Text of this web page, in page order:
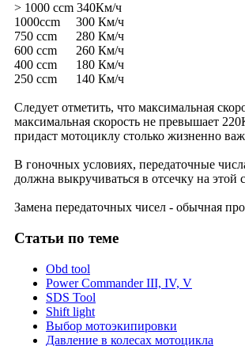
> 1000 ccm 340Км/ч
1000ccm 300 Км/ч
750 ccm 280 Км/ч
600 ccm 260 Км/ч
400 ccm 180 Км/ч
250 ccm 140 Км/ч
Следует отметить, что максимальная
максимальная скорость не превышает
придаст мотоциклу столько жизненно
В гоночных условиях, передаточные
должна выкручиваться в отсечку на этой
Замена передаточных чисел - обычная
Статьи по теме
Obd tool
Power Commander III, IV, V
SDS Tool
Shift light
Выбор мотоэкипировки
Давление в колесах мотоцикла